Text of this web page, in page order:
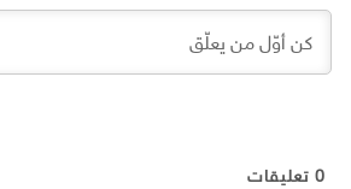
0 تعليقات